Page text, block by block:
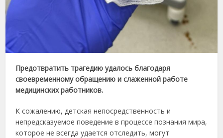
Предотвратить трагедию удалось благодаря
своевременному обращению и слаженной работе
медицинских работников.
К сожалению, детская непосредственность и
непредсказуемое поведение в процессе познания мира,
которое не всегда удается отследить, могут